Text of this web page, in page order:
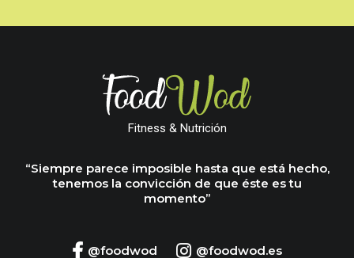
Fitness & Nutrición
“Siempre parece imposible hasta que está hecho,
tenemos la convicción de que éste es tu
momento”
@foodwod @foodwod.es